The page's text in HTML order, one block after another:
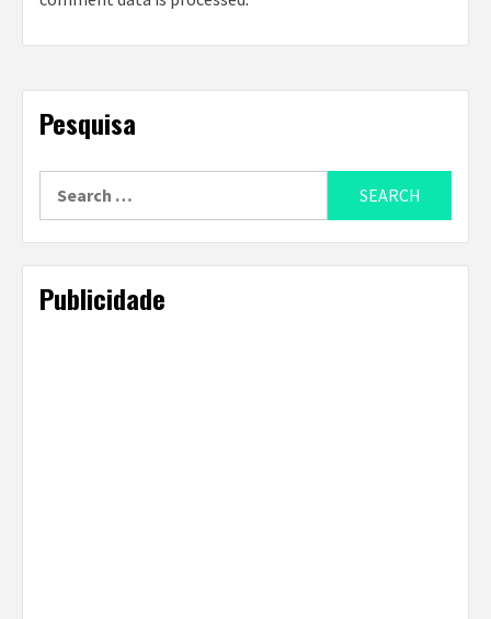
Pesquisa
for:
Publicidade